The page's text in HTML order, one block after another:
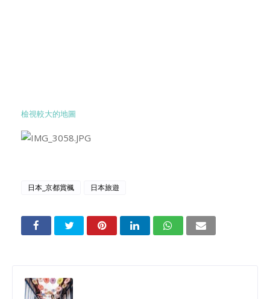
檢視較大的地圖
日本_京都賞楓 日本旅遊